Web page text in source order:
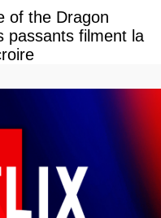
of the Dragon
passants filment la